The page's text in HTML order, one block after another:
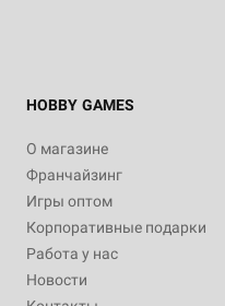
HOBBY GAMES
О магазине
Франчайзинг
Игры оптом
Корпоративные подарки
Работа у нас
Новости